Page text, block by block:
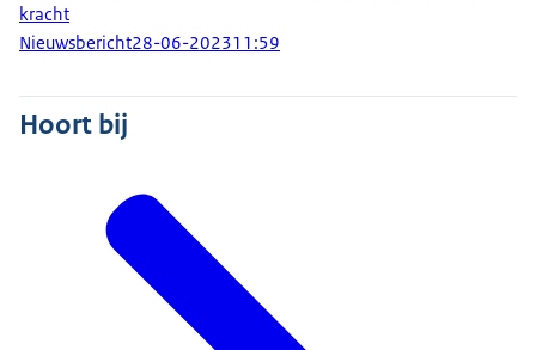
kracht
Nieuwsbericht28-06-202311:59
Hoort bij